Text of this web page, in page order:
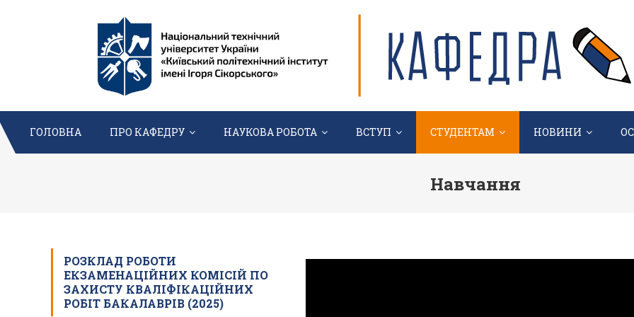
ГОЛОВНА ПРО КАФЕДРУ НАУКОВА РОБОТА ВСТУП СТУДЕНТАМ НОВИНИ
Навчання
РОЗКЛАД РОБОТИ
ЕКЗАМЕНАЦІЙНИХ КОМІСІЙ ПО
ЗАХИСТУ КВАЛІФІКАЦІЙНИХ
РОБІТ БАКАЛАВРІВ (2025)